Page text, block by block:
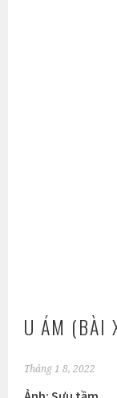
U ÁM (BÀI
Tháng 1 8, 2022